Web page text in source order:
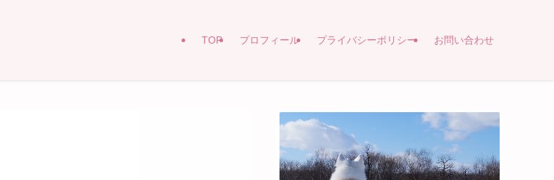
TOP プロフィール プライバシーポリシー お問い合わせ